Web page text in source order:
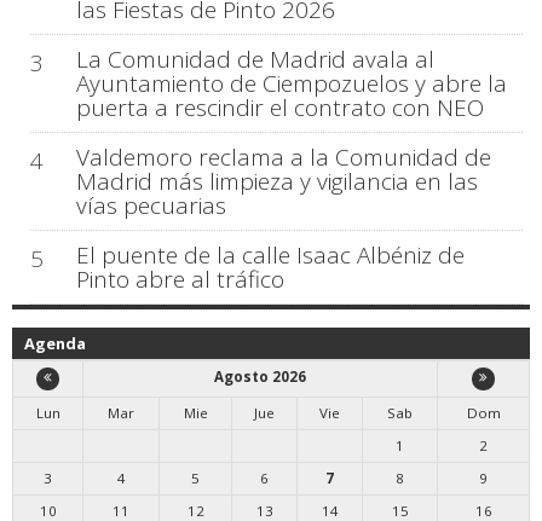
las Fiestas de Pinto 2026
3
La Comunidad de Madrid avala al
Ayuntamiento de Ciempozuelos y abre la
puerta a rescindir el contrato con NEO
4
Valdemoro reclama a la Comunidad de
Madrid más limpieza y vigilancia en las
vías pecuarias
5
El puente de la calle Isaac Albéniz de
Pinto abre al tráfico
Agenda
Agosto 2026
Lun
Mar Mie Jue Vie Sab
Dom
1
2
3
4 5 6 7 8
9
10
11 12 13 14 15
16